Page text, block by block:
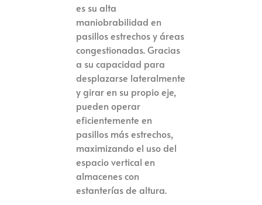
es su alta
maniobrabilidad en
pasillos estrechos y áreas
congestionadas. Gracias
a su capacidad para
desplazarse lateralmente
y girar en su propio eje,
pueden operar
eficientemente en
pasillos más estrechos,
maximizando el uso del
espacio vertical en
almacenes con
estanterías de altura.